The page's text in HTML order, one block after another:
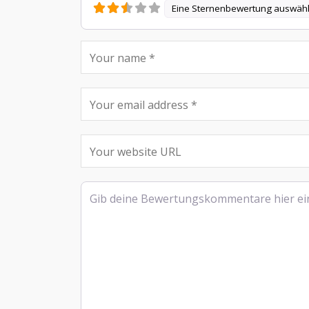
Eine Sternenbewertung
Rezensionstext